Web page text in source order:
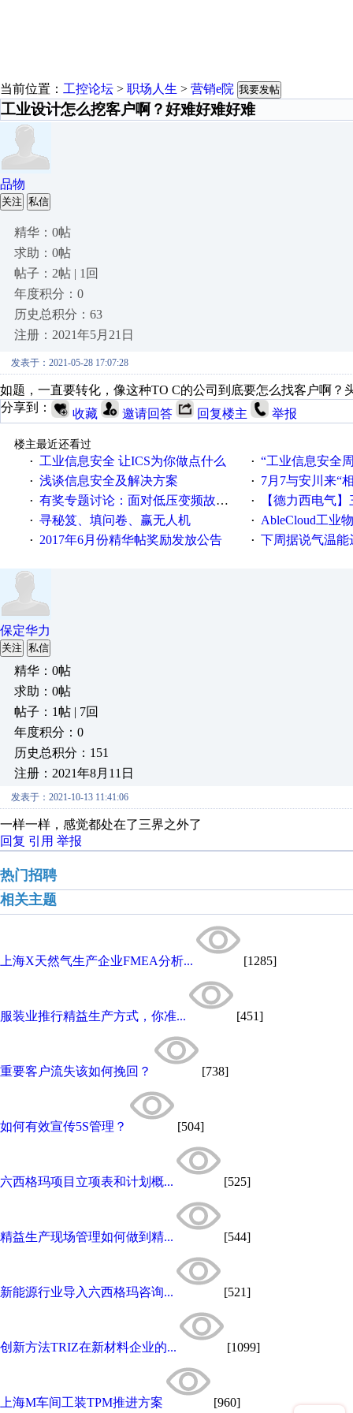
当前位置： 工控论坛 > 职场人生 > 营销e院 我要发帖
工业设计怎么挖客户啊？好难好难好难
品物
关注 私信
精华：0帖
求助：0帖
帖子：2帖 | 1回
年度积分：0
历史总积分：63
注册：2021年5月21日
发表于：2021-05-28 17:07:28
如题，一直要转化，像这种TO C的公司到底要怎么找客户啊？
分享到：
收藏 邀请回答 回复楼主 举报
楼主最近还看过
·
工业信息安全 让ICS为你做点什么 · “工业信息安全周之我见”
· 浅谈信息安全及解决方案 · 7月7与安川来“
· 有奖专题讨论：面对低压变频故障，老手是这样解决的！ · 【德力西电气】三
· 寻秘笈、填问卷、赢无人机 · AbleCloud工业物联
· 2017年6月份精华帖奖励发放公告 · 下周据说气温能
保定华力
关注 私信
精华：0帖
求助：0帖
帖子：1帖 | 7回
年度积分：0
历史总积分：151
注册：2021年8月11日
发表于：2021-10-13 11:41:06
一样一样，感觉都处在了三界之外了
回复 引用 举报
热门招聘
相关主题
上海X天然气生产企业FMEA分析... [1285]
服装业推行精益生产方式，你准... [451]
重要客户流失该如何挽回？ [738]
如何有效宣传5S管理？ [504]
六西格玛项目立项表和计划概... [525]
精益生产现场管理如何做到精... [544]
​新能源行业导入六西格玛咨询... [521]
创新方法TRIZ在新材料企业的... [1099]
上海M车间工装TPM推进方案 [960]